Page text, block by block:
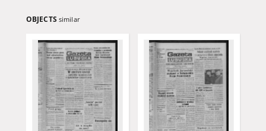
OBJECTS similar